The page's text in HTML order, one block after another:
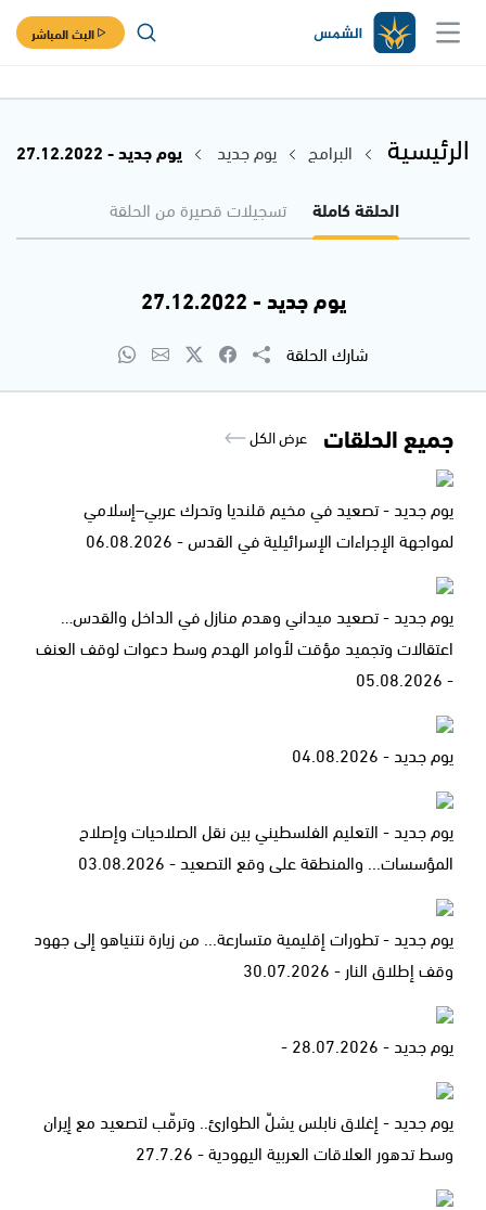
البث المباشر
الرئيسية البرامج يوم جديد
يوم جديد - 27.12.2022
الحلقة كاملة
تسجيلات قصيرة من الحلقة
يوم جديد - 27.12.2022
شارك الحلقة
جميع الحلقات عرض الكل
يوم جديد - تصعيد في مخيم قلنديا وتحرك عربي–إسلامي
لمواجهة الإجراءات الإسرائيلية في القدس - 06.08.2026
يوم جديد - تصعيد ميداني وهدم منازل في الداخل والقدس…
اعتقالات وتجميد مؤقت لأوامر الهدم وسط دعوات لوقف العنف
- 05.08.2026
يوم جديد - 04.08.2026
يوم جديد - التعليم الفلسطيني بين نقل الصلاحيات وإصلاح
المؤسسات... والمنطقة على وقع التصعيد - 03.08.2026
يوم جديد - تطورات إقليمية متسارعة... من زيارة نتنياهو إلى جهود
وقف إطلاق النار - 30.07.2026
يوم جديد - 28.07.2026 -
يوم جديد - إغلاق نابلس يشلّ الطوارئ.. وترقّب لتصعيد مع إيران
وسط تدهور العلاقات العربية اليهودية - 27.7.26